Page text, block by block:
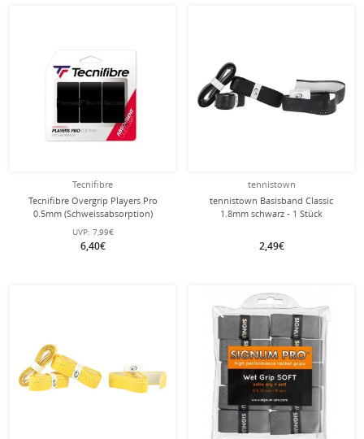
Tecnifibre
Tecnifibre Overgrip Players Pro
0.5mm (Schweissabsorption)
schwarz 3er
UVP: 7,99€
6,40€
tennistown
tennistown Basisband Classic
1.8mm schwarz - 1 Stück
2,49€